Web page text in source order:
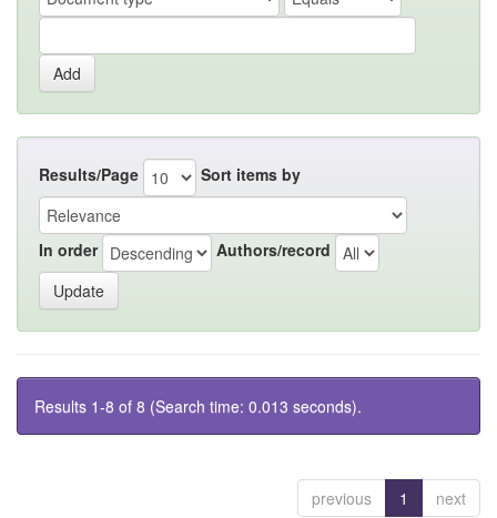
Results/Page Sort items by
In order Authors/record
Results 1-8 of 8 (Search time: 0.013 seconds).
previous 1 next